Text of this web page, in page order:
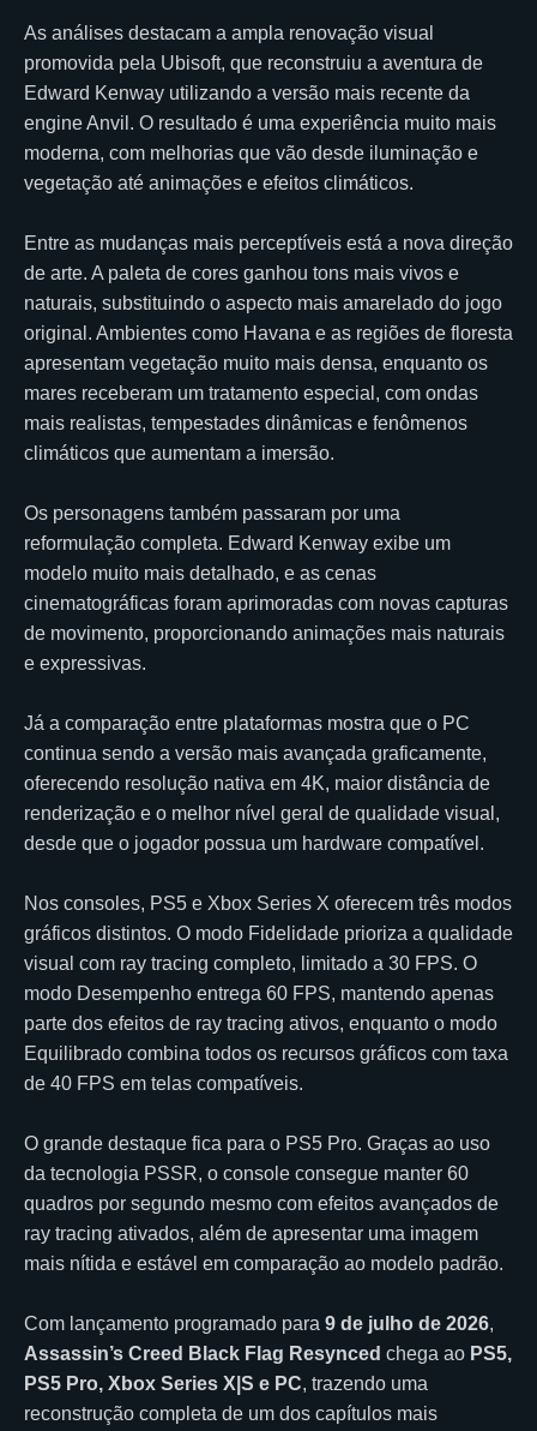
As análises destacam a ampla renovação visual
promovida pela Ubisoft, que reconstruiu a aventura de
Edward Kenway utilizando a versão mais recente da
engine Anvil. O resultado é uma experiência muito mais
moderna, com melhorias que vão desde iluminação e
vegetação até animações e efeitos climáticos.
Entre as mudanças mais perceptíveis está a nova direção
de arte. A paleta de cores ganhou tons mais vivos e
naturais, substituindo o aspecto mais amarelado do jogo
original. Ambientes como Havana e as regiões de floresta
apresentam vegetação muito mais densa, enquanto os
mares receberam um tratamento especial, com ondas
mais realistas, tempestades dinâmicas e fenômenos
climáticos que aumentam a imersão.
Os personagens também passaram por uma
reformulação completa. Edward Kenway exibe um
modelo muito mais detalhado, e as cenas
cinematográficas foram aprimoradas com novas capturas
de movimento, proporcionando animações mais naturais
e expressivas.
Já a comparação entre plataformas mostra que o PC
continua sendo a versão mais avançada graficamente,
oferecendo resolução nativa em 4K, maior distância de
renderização e o melhor nível geral de qualidade visual,
desde que o jogador possua um hardware compatível.
Nos consoles, PS5 e Xbox Series X oferecem três modos
gráficos distintos. O modo Fidelidade prioriza a qualidade
visual com ray tracing completo, limitado a 30 FPS. O
modo Desempenho entrega 60 FPS, mantendo apenas
parte dos efeitos de ray tracing ativos, enquanto o modo
Equilibrado combina todos os recursos gráficos com taxa
de 40 FPS em telas compatíveis.
O grande destaque fica para o PS5 Pro. Graças ao uso
da tecnologia PSSR, o console consegue manter 60
quadros por segundo mesmo com efeitos avançados de
ray tracing ativados, além de apresentar uma imagem
mais nítida e estável em comparação ao modelo padrão.
Com lançamento programado para 9 de julho de 2026,
Assassin’s Creed Black Flag Resynced chega ao PS5,
PS5 Pro, Xbox Series X|S e PC, trazendo uma
reconstrução completa de um dos capítulos mais